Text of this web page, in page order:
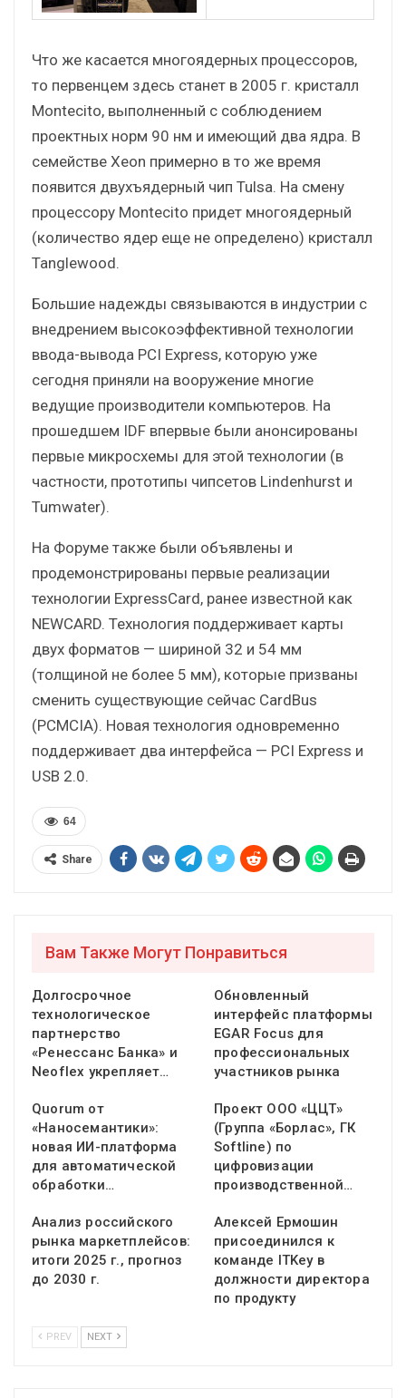
Что же касается многоядерных процессоров,
то первенцем здесь станет в 2005 г. кристалл
Montecito, выполненный с соблюдением
проектных норм 90 нм и имеющий два ядра. В
семействе Xeon примерно в то же время
появится двухъядерный чип Tulsa. На смену
процессору Montecito придет многоядерный
(количество ядер еще не определено) кристалл
Tanglewood.
Большие надежды связываются в индустрии с
внедрением высокоэффективной технологии
ввода-вывода PCI Express, которую уже
сегодня приняли на вооружение многие
ведущие производители компьютеров. На
прошедшем IDF впервые были анонсированы
первые микросхемы для этой технологии (в
частности, прототипы чипсетов Lindenhurst и
Tumwater).
На Форуме также были объявлены и
продемонстрированы первые реализации
технологии ExpressCard, ранее известной как
NEWCARD. Технология поддерживает карты
двух форматов — шириной 32 и 54 мм
(толщиной не более 5 мм), которые призваны
сменить существующие сейчас CardBus
(PCMCIA). Новая технология одновременно
поддерживает два интерфейса — PCI Express и
USB 2.0.
64
Share
Вам Также Могут Понравиться
Долгосрочное
технологическое
партнерство
«Ренессанс Банка» и
Neoflex укрепляет…
Обновленный
интерфейс платформы
EGAR Focus для
профессиональных
участников рынка
Quorum от
«Наносемантики»:
новая ИИ-платформа
для автоматической
обработки…
Проект ООО «ЦЦТ»
(Группа «Борлас», ГК
Softline) по
цифровизации
производственной…
Анализ российского
рынка маркетплейсов:
итоги 2025 г., прогноз
до 2030 г.
Алексей Ермошин
присоединился к
команде ITKey в
должности директора
по продукту
PREV NEXT